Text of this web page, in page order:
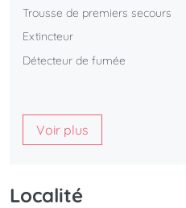
Trousse de premiers secours
Extincteur
Détecteur de fumée
Voir plus
Localité